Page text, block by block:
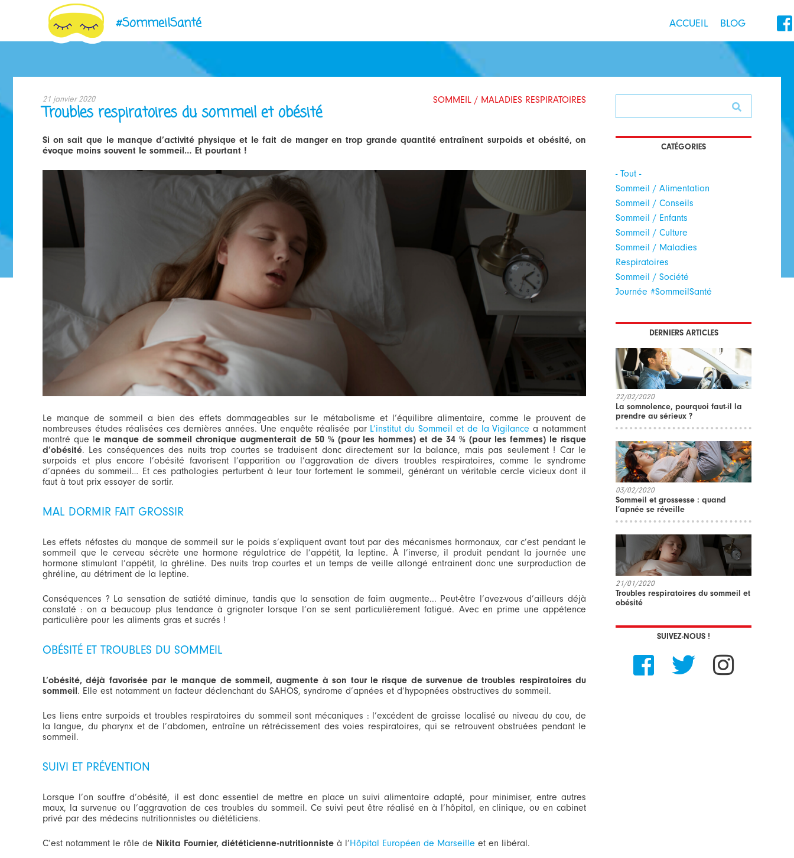
navigation
#SommeilSanté ACCUEIL BLOG 
CATÉGORIES
- Tout -
Sommeil / Alimentation
Sommeil / Conseils
Sommeil / Enfants
Sommeil / Culture
Sommeil / Maladies
Respiratoires
Sommeil / Société
Journée #SommeilSanté
DERNIERS ARTICLES
22/02/2020
La somnolence, pourquoi faut-il la
prendre au sérieux ?
03/02/2020
Sommeil et grossesse : quand
l’apnée se réveille
21/01/2020
Troubles respiratoires du sommeil et
obésité
SUIVEZ-NOUS !
  
Troubles respiratoires du sommeil et obésité
SOMMEIL / MALADIES RESPIRATOIRES
21 janvier 2020
Si on sait que le manque d’activité physique et le fait de manger en trop grande quantité entraînent surpoids et obésité, on
évoque moins souvent le sommeil… Et pourtant !
TROUBLES_RESPIRATOIRES_DU_SOMMEIL_ET_OBESITE.PNG
Le manque de sommeil a bien des effets dommageables sur le métabolisme et l’équilibre alimentaire, comme le prouvent de
nombreuses études réalisées ces dernières années. Une enquête réalisée par L’institut du Sommeil et de la Vigilance a notamment
montré que l e manque de sommeil chronique augmenterait de 50 % (pour les hommes) et de 34 % (pour les femmes) le risque
d’obésité. Les conséquences des nuits trop courtes se traduisent donc directement sur la balance, mais pas seulement ! Car le
surpoids et plus encore l’obésité favorisent l’apparition ou l’aggravation de divers troubles respiratoires, comme le syndrome
d’apnées du sommeil… Et ces pathologies perturbent à leur tour fortement le sommeil, générant un véritable cercle vicieux dont il
faut à tout prix essayer de sortir.
MAL DORMIR FAIT GROSSIR
Les effets néfastes du manque de sommeil sur le poids s’expliquent avant tout par des mécanismes hormonaux, car c’est pendant le
sommeil que le cerveau sécrète une hormone régulatrice de l’appétit, la leptine. À l’inverse, il produit pendant la journée une
hormone stimulant l’appétit, la ghréline. Des nuits trop courtes et un temps de veille allongé entrainent donc une surproduction de
ghréline, au détriment de la leptine.
Conséquences ? La sensation de satiété diminue, tandis que la sensation de faim augmente... Peut-être l’avez-vous d’ailleurs déjà
constaté : on a beaucoup plus tendance à grignoter lorsque l’on se sent particulièrement fatigué. Avec en prime une appétence
particulière pour les aliments gras et sucrés !
OBÉSITÉ ET TROUBLES DU SOMMEIL
L’obésité, déjà favorisée par le manque de sommeil, augmente à son tour le risque de survenue de troubles respiratoires du
sommeil . Elle est notamment un facteur déclenchant du SAHOS, syndrome d’apnées et d’hypopnées obstructives du sommeil.
Les liens entre surpoids et troubles respiratoires du sommeil sont mécaniques : l’excédent de graisse localisé au niveau du cou, de
la langue, du pharynx et de l’abdomen, entraîne un rétrécissement des voies respiratoires, qui se retrouvent obstruées pendant le
sommeil.
SUIVI ET PRÉVENTION
Lorsque l’on souffre d’obésité, il est donc essentiel de mettre en place un suivi alimentaire adapté, pour minimiser, entre autres
maux, la survenue ou l’aggravation de ces troubles du sommeil. Ce suivi peut être réalisé en à l’hôpital, en clinique, ou en cabinet
privé par des médecins nutritionnistes ou diététiciens.
C’est notamment le rôle de Nikita Fournier, diététicienne-nutritionniste à l’Hôpital Européen de Marseille et en libéral.